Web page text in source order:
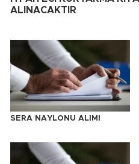
ALINACAKTIR
SERA NAYLONU ALIMI